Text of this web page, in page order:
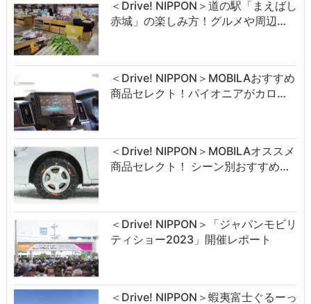
＜Drive! NIPPON＞道の駅「まえばし
赤城」の楽しみ方！グルメや周辺…
＜Drive! NIPPON＞MOBILAおすすめ
商品セレクト！パイオニアがカロ…
＜Drive! NIPPON＞MOBILAオススメ
商品セレクト！ シーン別おすすめ…
＜Drive! NIPPON＞「ジャパンモビリ
ティショー2023」開催レポート
＜Drive! NIPPON＞蝦夷富士ぐるーっ